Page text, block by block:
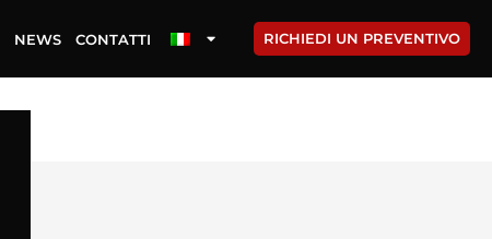
NEWS CONTATTI RICHIEDI UN PREVENTIVO